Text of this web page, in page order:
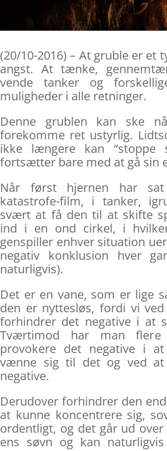
(20/10-2016) – At gruble er et
angst. At tænke,
vende tanker og
muligheder i alle retninger.
Denne grublen kan ske
forekomme ret ustyrlig.
ikke længere kan “stoppe
fortsætter bare med at gå sin
Når først hjernen har
katastrofe-film, i tanker,
svært at få den til at skifte
ind i en ond cirkel, i
genspiller enhver situation
negativ konklusion hver
naturligvis).
Det er en vane, som er lige
den er nyttesløs, fordi vi
forhindrer det negative i at
Tværtimod har man
provokere det negative i
vænne sig til det og ved
negative.
Derudover forhindrer den
at kunne koncentrere sig,
ordentligt, og det går ud
ens søvn og kan